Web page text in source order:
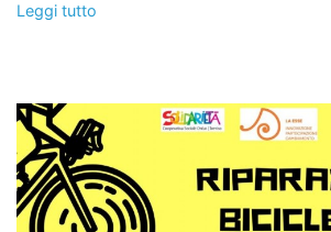
Leggi tutto